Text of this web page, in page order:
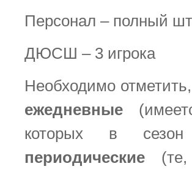
Персонал – полный
ДЮСШ – 3 игрока
Необходимо
ежедневные
которых в
периодические (те,